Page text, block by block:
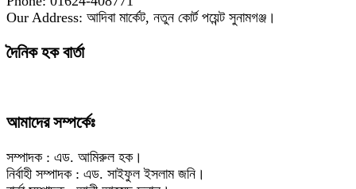
Our Address: আদিবা মার্কেট, নতুন কোর্ট পয়েন্ট সুনামগঞ্জ।
দৈনিক হক বার্তা
আমাদের সম্পর্কেঃ
সম্পাদক : এড. আমিরুল হক।
নির্বাহী সম্পাদক : এড. সাইফুল ইসলাম জনি।